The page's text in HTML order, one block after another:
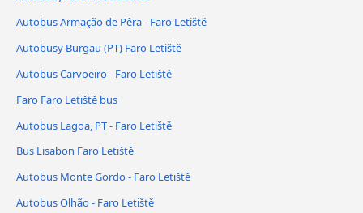
Autobus Armação de Pêra - Faro Letiště
Autobusy Burgau (PT) Faro Letiště
Autobus Carvoeiro - Faro Letiště
Faro Faro Letiště bus
Autobus Lagoa, PT - Faro Letiště
Bus Lisabon Faro Letiště
Autobus Monte Gordo - Faro Letiště
Autobus Olhão - Faro Letiště